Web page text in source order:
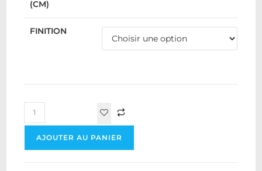
(CM)
FINITION
AJOUTER AU PANIER